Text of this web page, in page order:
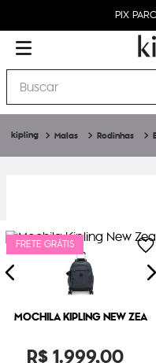
PIX
Buscar
Malas Rodinhas
FRETE GRÁTIS
MOCHILA KIPLING NEW ZEA
R$1.999,00